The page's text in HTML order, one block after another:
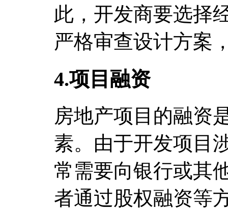
此，开发商要选择
严格审查设计方案
4.项目融资
房地产项目的融资
素。由于开发项目
常需要向银行或其
者通过股权融资等